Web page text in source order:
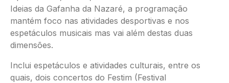
Ideias da Gafanha da Nazaré, a programação
mantém foco nas atividades desportivas e nos
espetáculos musicais mas vai além destas duas
dimensões.
Inclui espetáculos e atividades culturais, entre os
quais, dois concertos do Festim (Festival